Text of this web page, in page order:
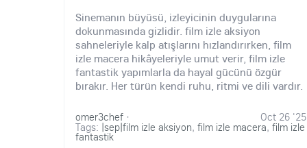
Sinemanın büyüsü, izleyicinin duygularına
dokunmasında gizlidir. film izle aksiyon
sahneleriyle kalp atışlarını hızlandırırken, film
izle macera hikâyeleriyle umut verir, film izle
fantastik yapımlarla da hayal gücünü özgür
bırakır. Her türün kendi ruhu, ritmi ve dili vardır.
omer3chef Oct 26 '25
·
Tags: |sep|film izle aksiyon, film izle macera, film izle
fantastik